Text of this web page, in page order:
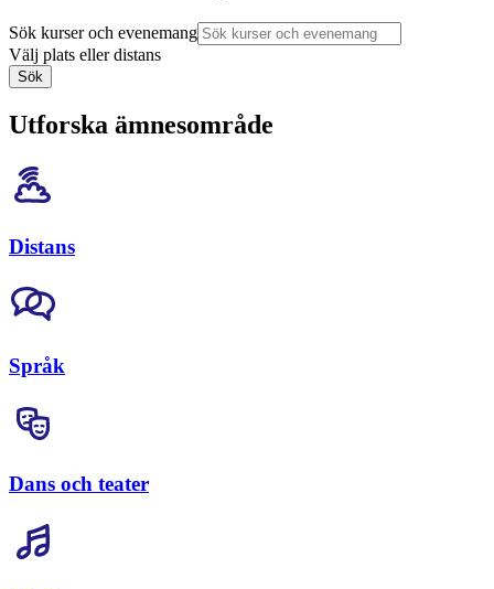
Sök kurser och evenemang
Välj plats eller distans
Sök
Utforska ämnesområde
Distans
Språk
Dans och teater